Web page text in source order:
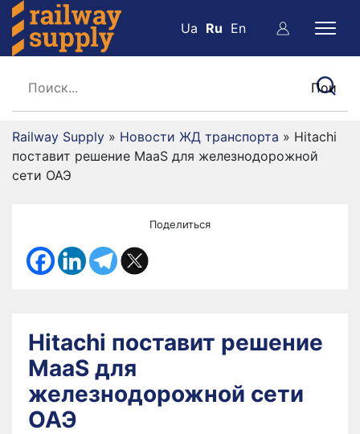
Ua Ru En
Railway Supply » Новости ЖД транспорта » Hitachi
поставит решение MaaS для железнодорожной
сети ОАЭ
Поделиться
Hitachi поставит решение
MaaS для
железнодорожной сети
ОАЭ